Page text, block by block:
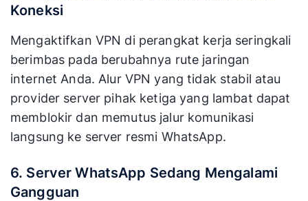
Koneksi
Mengaktifkan VPN di perangkat kerja seringkali
berimbas pada berubahnya rute jaringan
internet Anda. Alur VPN yang tidak stabil atau
provider server pihak ketiga yang lambat dapat
memblokir dan memutus jalur komunikasi
langsung ke server resmi WhatsApp.
6. Server WhatsApp Sedang Mengalami
Gangguan